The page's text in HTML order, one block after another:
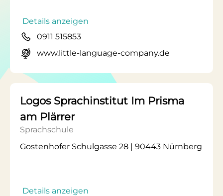
Details anzeigen
0911 515853
www.little-language-company.de
Logos Sprachinstitut Im Prisma
am Plärrer
Sprachschule
Gostenhofer Schulgasse 28 | 90443 Nürnberg
Details anzeigen